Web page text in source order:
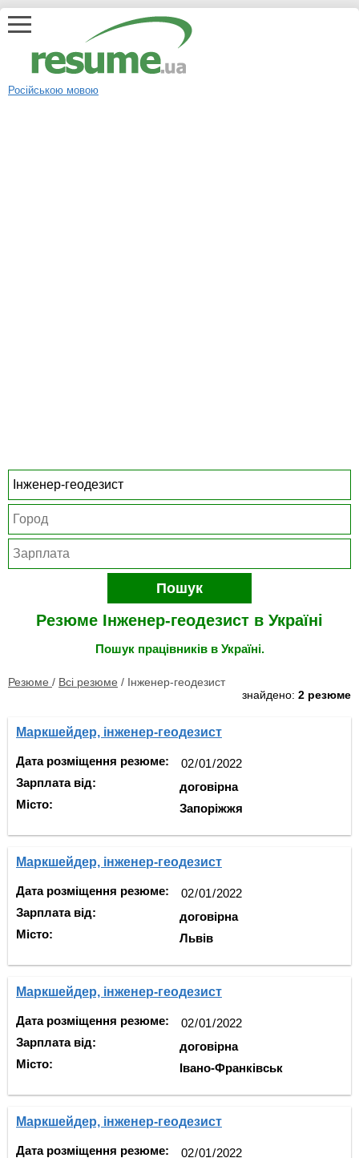
Російською мовою
Пошук
Резюме Інженер-геодезист в Україні
Пошук працівників в Україні.
Резюме / Всі резюме / Інженер-геодезист
знайдено: 2 резюме
Маркшейдер, інженер-геодезист
Дата розміщення резюме:
Зарплата від:
Місто:
договірна
Запоріжжя
Маркшейдер, інженер-геодезист
Дата розміщення резюме:
Зарплата від:
Місто:
договірна
Львів
Маркшейдер, інженер-геодезист
Дата розміщення резюме:
Зарплата від:
Місто:
договірна
Івано-Франківськ
Маркшейдер, інженер-геодезист
Дата розміщення резюме: